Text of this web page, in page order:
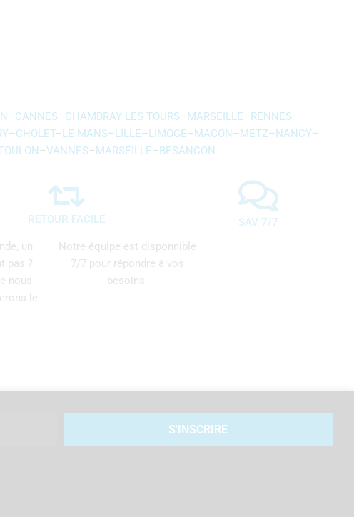
–CANNES–CHAMBRAY LES TOURS–MARSEILLE–RENNES–
–CHOLET–LE MANS–LILLE–LIMOGE–MACON –METZ–NANCY–
–VANNES–MARSEILLE–BESANCON
RETOUR FACILE
SAV 7/7
un
pas ?
nous
le
Notre équipe est disponnible
7/7 pour répondre à vos
besoins.
S'INSCRIRE